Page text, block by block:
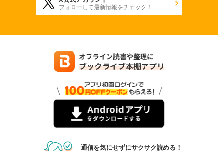
フォローして最新情報をチェック！
通信を気にせずにサクサク読める！